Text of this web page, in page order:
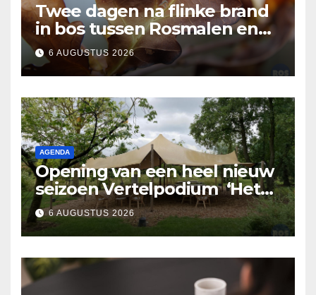
Twee dagen na flinke brand
in bos tussen Rosmalen en
Nuland
6 AUGUSTUS 2026
AGENDA
Opening van een heel nieuw
seizoen Vertelpodium ‘Het
Lopende Vuur’. Landelijke
verhalen in Bomentuin D’n
Hooidonk
6 AUGUSTUS 2026